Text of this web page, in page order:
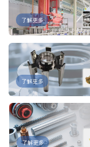
了解更多
了解更多
了解更多